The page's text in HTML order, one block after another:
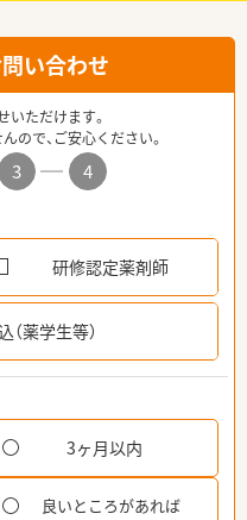
い合わせ
ただけます。
ので、ご安心ください。
3
4
研修認定薬剤師
薬学生等）
3ヶ月以内
良いところがあれば